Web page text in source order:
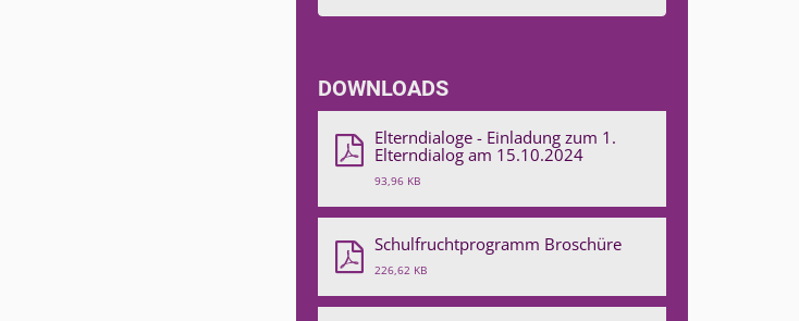
DOWNLOADS
Elterndialoge - Einladung zum 1.
Elterndialog am 15.10.2024
93,96 KB
Schulfruchtprogramm Broschüre
226,62 KB